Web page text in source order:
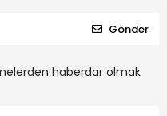
Gönder
haberdar olmak